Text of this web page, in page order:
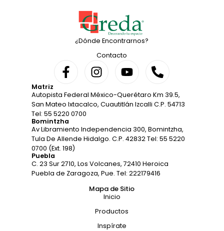
¿Dónde Encontrarnos?
Contacto
Matriz
Autopista Federal México-Querétaro Km 39.5,
San Mateo Ixtacalco, Cuautitlán Izcalli C.P. 54713
Tel: 55 5220 0700
Bomintzha
Av Libramiento Independencia 300, Bomintzha,
Tula De Allende Hidalgo. C.P. 42832 Tel: 55 5220
0700 (Ext. 198)
Puebla
C. 23 Sur 2710, Los Volcanes, 72410 Heroica
Puebla de Zaragoza, Pue. Tel: 222179416
Mapa de Sitio
Inicio
Productos
Inspírate